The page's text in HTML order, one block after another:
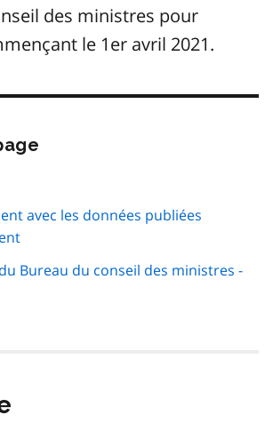
des ministres pour
le 1er avril 2021.
page
avec les données publiées
Bureau du conseil des ministres -